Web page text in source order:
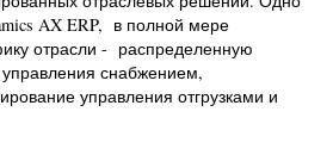
AX ERP, в полной мере
отрасли - распределенную
управления снабжением,
управления отгрузками и